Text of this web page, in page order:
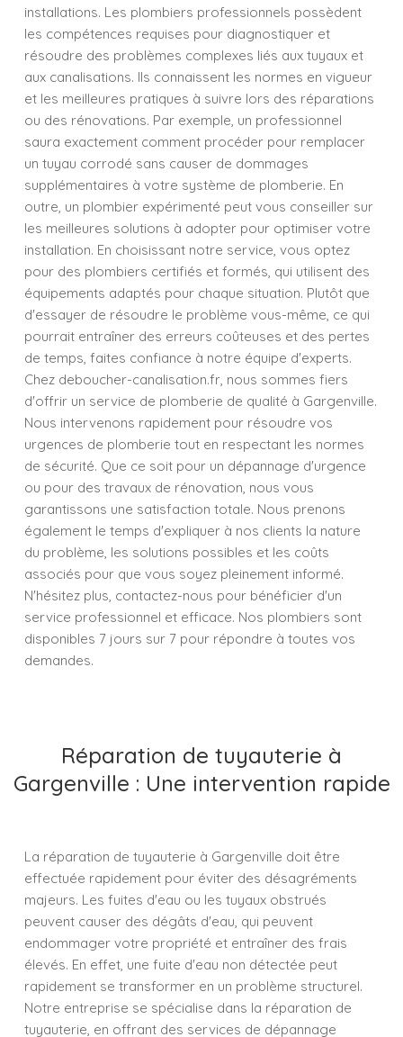
installations. Les plombiers professionnels possèdent
les compétences requises pour diagnostiquer et
résoudre des problèmes complexes liés aux tuyaux et
aux canalisations. Ils connaissent les normes en vigueur
et les meilleures pratiques à suivre lors des réparations
ou des rénovations. Par exemple, un professionnel
saura exactement comment procéder pour remplacer
un tuyau corrodé sans causer de dommages
supplémentaires à votre système de plomberie. En
outre, un plombier expérimenté peut vous conseiller sur
les meilleures solutions à adopter pour optimiser votre
installation. En choisissant notre service, vous optez
pour des plombiers certifiés et formés, qui utilisent des
équipements adaptés pour chaque situation. Plutôt que
d'essayer de résoudre le problème vous-même, ce qui
pourrait entraîner des erreurs coûteuses et des pertes
de temps, faites confiance à notre équipe d'experts.
Chez deboucher-canalisation.fr, nous sommes fiers
d'offrir un service de plomberie de qualité à Gargenville.
Nous intervenons rapidement pour résoudre vos
urgences de plomberie tout en respectant les normes
de sécurité. Que ce soit pour un dépannage d'urgence
ou pour des travaux de rénovation, nous vous
garantissons une satisfaction totale. Nous prenons
également le temps d'expliquer à nos clients la nature
du problème, les solutions possibles et les coûts
associés pour que vous soyez pleinement informé.
N'hésitez plus, contactez-nous pour bénéficier d'un
service professionnel et efficace. Nos plombiers sont
disponibles 7 jours sur 7 pour répondre à toutes vos
demandes.
Réparation de tuyauterie à
Gargenville : Une intervention rapide
La réparation de tuyauterie à Gargenville doit être
effectuée rapidement pour éviter des désagréments
majeurs. Les fuites d'eau ou les tuyaux obstrués
peuvent causer des dégâts d'eau, qui peuvent
endommager votre propriété et entraîner des frais
élevés. En effet, une fuite d'eau non détectée peut
rapidement se transformer en un problème structurel.
Notre entreprise se spécialise dans la réparation de
tuyauterie, en offrant des services de dépannage